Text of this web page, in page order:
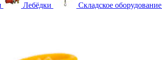
Лебёдки Складское оборудование